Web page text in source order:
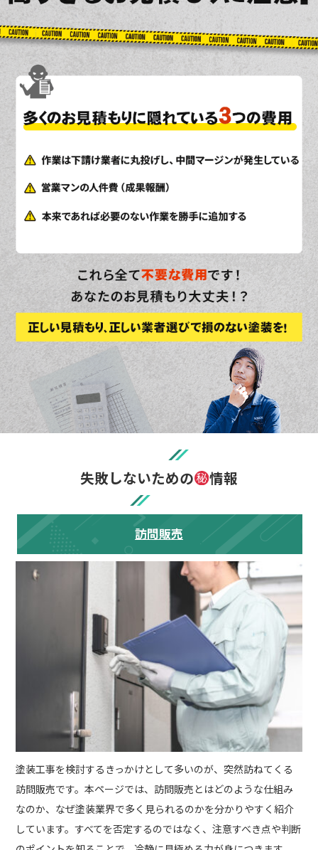
失敗しないための 情報
訪問販売
塗装工事を検討するきっかけとして多いのが、突然訪ねてくる
訪問販売です。本ページでは、訪問販売とはどのような仕組み
なのか、なぜ塗装業界で多く見られるのかを分かりやすく紹介
しています。すべてを否定するのではなく、注意すべき点や判断